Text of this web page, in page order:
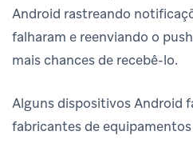
Android rastreando
falharam e reenviando o
mais chances de recebê-lo.
Alguns dispositivos Android
fabricantes de